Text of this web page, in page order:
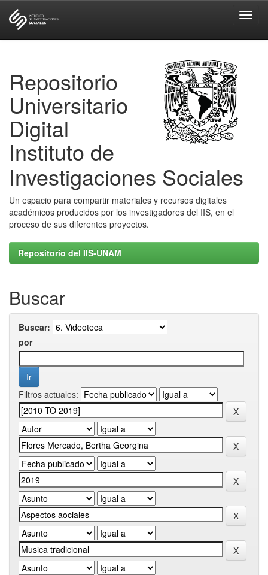
Repositorio
Universitario
Digital
Instituto de
Investigaciones Sociales
Un espacio para compartir materiales y recursos digitales
académicos producidos por los investigadores del IIS, en el
proceso de sus diferentes proyectos.
Repositorio del IIS-UNAM
Buscar
Buscar:
por
Filtros actuales: